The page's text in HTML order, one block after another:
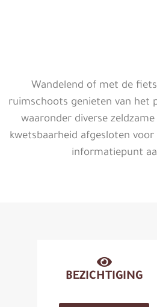
Wandelend of met de
ruimschoots genieten van het
waaronder diverse
kwetsbaarheid afgesloten
informatiepunt
BEZICHTIGING